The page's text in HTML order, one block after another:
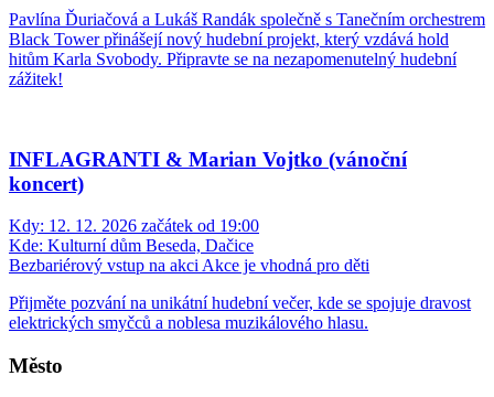
Pavlína Ďuriačová a Lukáš Randák společně s Tanečním orchestrem
Black Tower přinášejí nový hudební projekt, který vzdává hold
hitům Karla Svobody. Připravte se na nezapomenutelný hudební
zážitek!
INFLAGRANTI & Marian Vojtko (vánoční
koncert)
Kdy: 12. 12. 2026 začátek od 19:00
Kde: Kulturní dům Beseda, Dačice
Bezbariérový vstup na akci Akce je vhodná pro děti
Přijměte pozvání na unikátní hudební večer, kde se spojuje dravost
elektrických smyčců a noblesa muzikálového hlasu.
Město